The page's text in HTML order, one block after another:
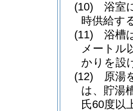
(10)
浴室
時供給す
(11)
浴槽
メートル
かりを設
(12)
原湯
は、貯湯
氏60度以